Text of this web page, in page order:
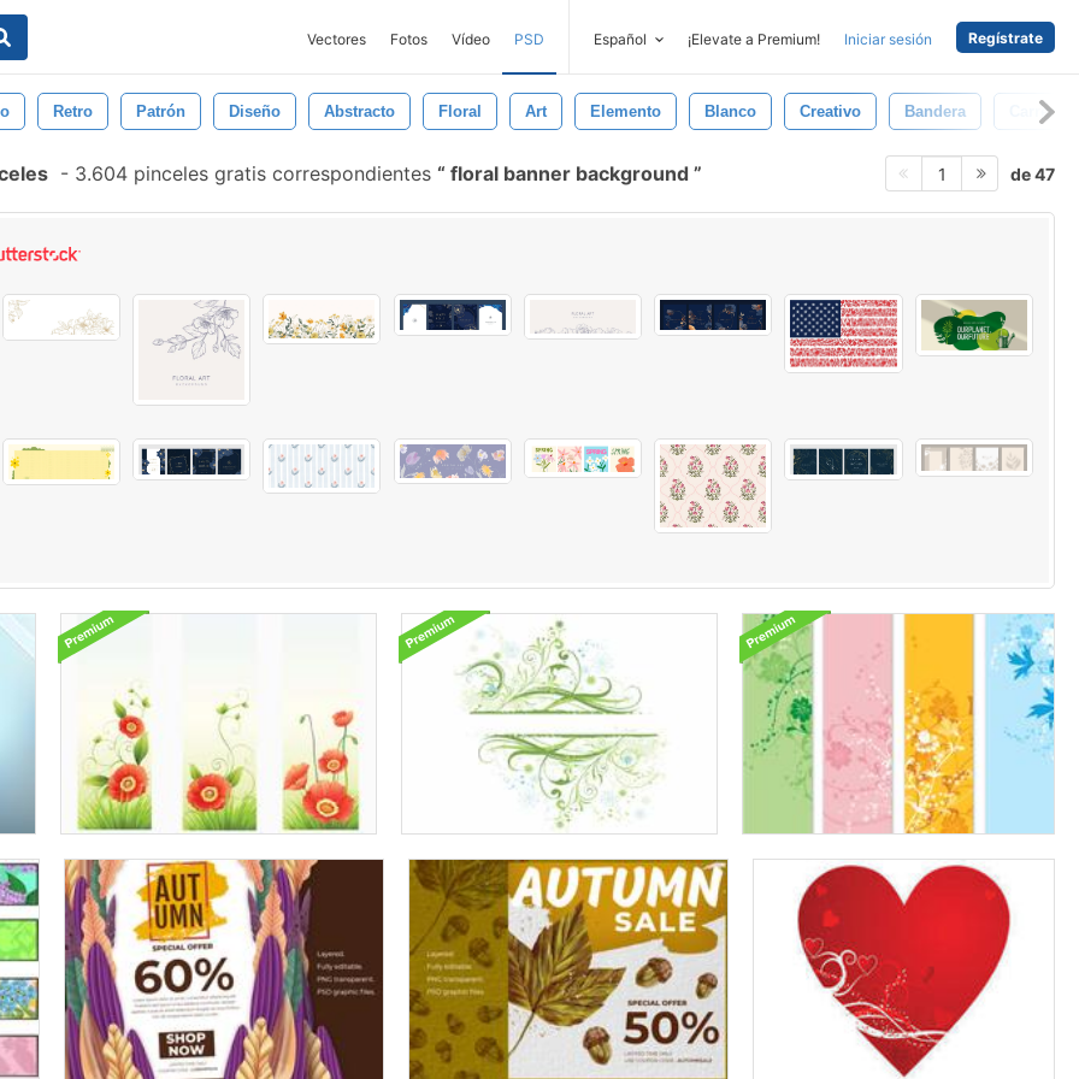
Vectores Fotos Vídeo PSD Español ¡Elevate a Premium! Iniciar sesión Regístrate
Retro Patrón Diseño Abstracto Floral Art Elemento Blanco Creativo Bandera Carrera
- 3.604 pinceles gratis correspondientes floral banner background 1 de 47